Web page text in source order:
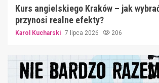
Kurs angielskiego Kraków – jak
przynosi realne efekty?
Karol Kucharski 7 lipca 2026 206